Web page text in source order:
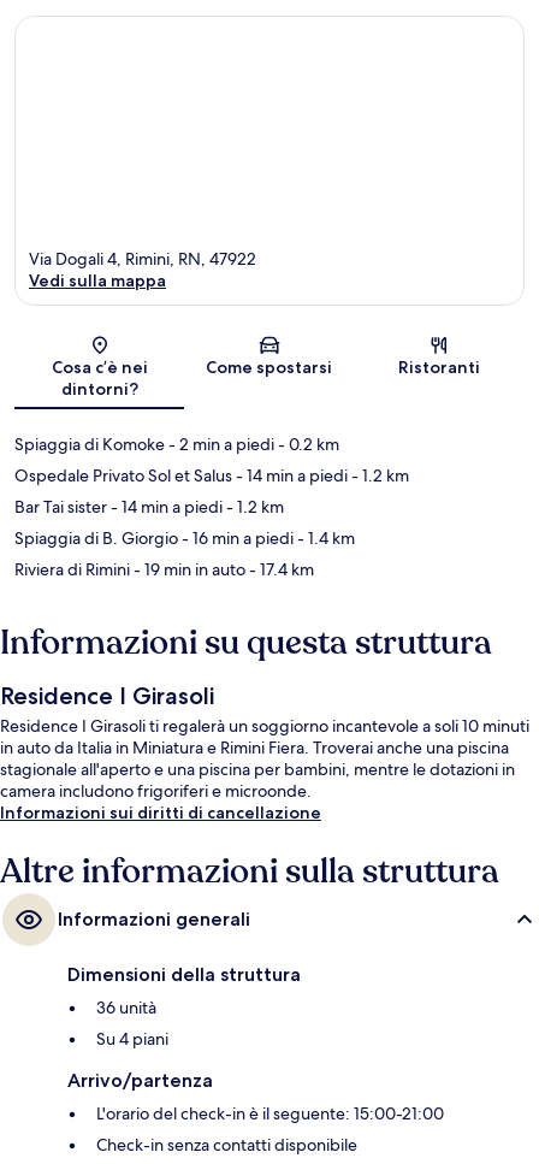
Mappa
Via Dogali 4, Rimini, RN, 47922
Vedi sulla mappa
Cosa c’è nei
dintorni?
Come spostarsi Ristoranti
Spiaggia di Komoke- 2 min a piedi- 0.2 km
Ospedale Privato Sol et Salus- 14 min a piedi- 1.2 km
Bar Tai sister- 14 min a piedi- 1.2 km
Spiaggia di B. Giorgio- 16 min a piedi- 1.4 km
Riviera di Rimini- 19 min in auto- 17.4 km
Informazioni su questa struttura
Residence I Girasoli
Residence I Girasoli ti regalerà un soggiorno incantevole a soli 10 minuti
in auto da Italia in Miniatura e Rimini Fiera. Troverai anche una piscina
stagionale all'aperto e una piscina per bambini, mentre le dotazioni in
camera includono frigoriferi e microonde.
Informazioni sui diritti di cancellazione
Altre informazioni sulla struttura
Informazioni generali
Dimensioni della struttura
36 unità
Su 4 piani
Arrivo/partenza
L'orario del check-in è il seguente: 15:00-21:00
Check-in senza contatti disponibile